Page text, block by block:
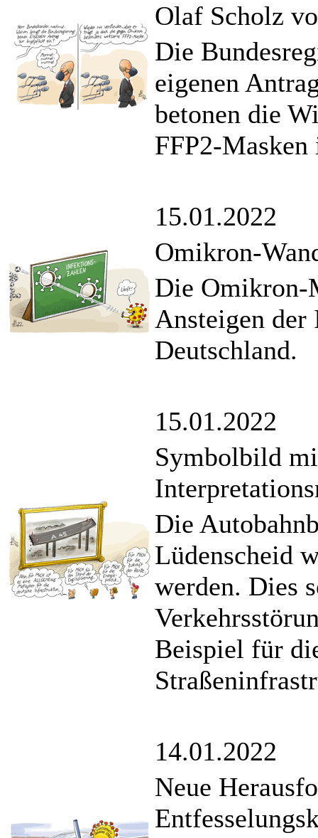
Olaf Scholz
Die
eigenen
betonen die
FFP2-
15.01.2022
Omikron-
Die Omikron-
Ansteigen der
Deutschland.
15.01.2022
Symbolbild
Die
Lüdenscheid
werden. Dies
Beispiel für
14.01.2022
Neue